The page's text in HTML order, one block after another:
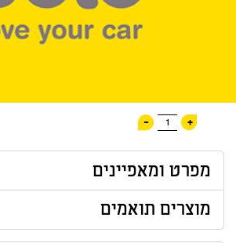
+
1
-
מפרט ומאפיינים
מוצרים תואמים